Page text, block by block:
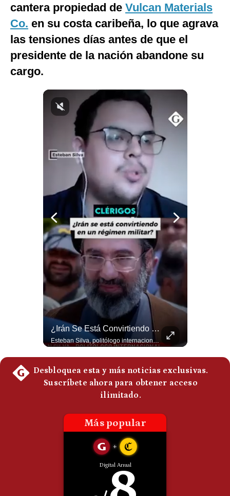
Mix
G de Gestión
Notas Contratadas
Condiciones
Preguntas
Frecuentes
cantera propiedad de Vulcan Materials
Co. en su costa caribeña, lo que agrava
las tensiones días antes de que el
presidente de la nación abandone su
cargo.
¿Irán Se Está Convirtiendo En Un Régimen Militar? | #radar24